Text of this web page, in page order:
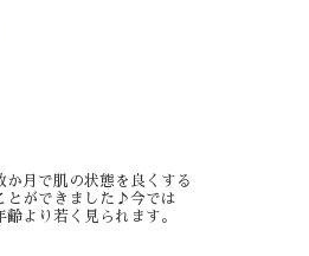
か月で肌の状態を良くする
とができました♪今では
齢より若く見られます。